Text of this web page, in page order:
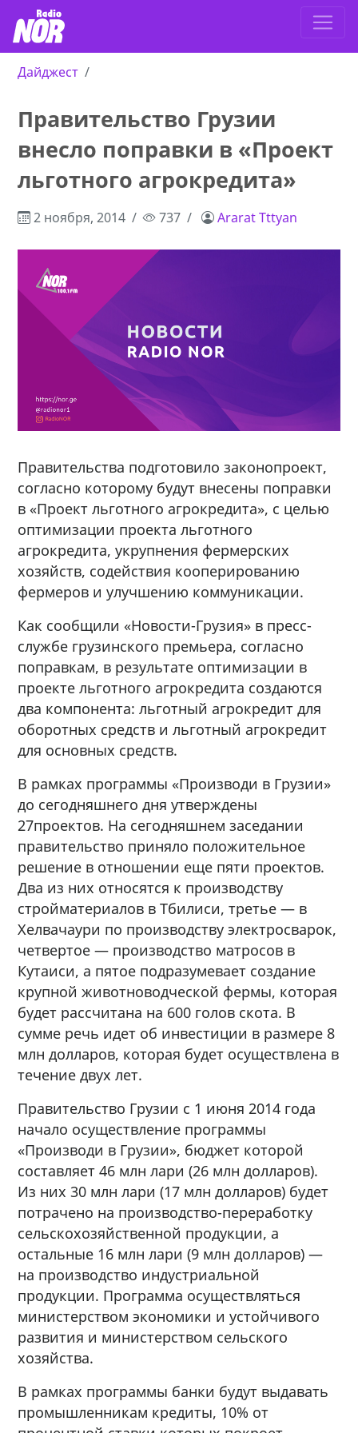
Дайджест
Правительство Грузии
внесло поправки в «Проект
льготного агрокредита»
2 ноября, 2014 737 Ararat Tttyan
Правительства подготовило законопроект,
согласно которому будут внесены поправки
в «Проект льготного агрокредита», с целью
оптимизации проекта льготного
агрокредита, укрупнения фермерских
хозяйств, содействия кооперированию
фермеров и улучшению коммуникации.
Как сообщили «Новости-Грузия» в пресс-
службе грузинского премьера, согласно
поправкам, в результате оптимизации в
проекте льготного агрокредита создаются
два компонента: льготный агрокредит для
оборотных средств и льготный агрокредит
для основных средств.
В рамках программы «Производи в Грузии»
до сегодняшнего дня утверждены
27проектов. На сегодняшнем заседании
правительство приняло положительное
решение в отношении еще пяти проектов.
Два из них относятся к производству
стройматериалов в Тбилиси, третье — в
Хелвачаури по производству электросварок,
четвертое — производство матросов в
Кутаиси, а пятое подразумевает создание
крупной животноводческой фермы, которая
будет рассчитана на 600 голов скота. В
сумме речь идет об инвестиции в размере 8
млн долларов, которая будет осуществлена в
течение двух лет.
Правительство Грузии с 1 июня 2014 года
начало осуществление программы
«Производи в Грузии», бюджет которой
составляет 46 млн лари (26 млн долларов).
Из них 30 млн лари (17 млн долларов) будет
потрачено на производство-переработку
сельскохозяйственной продукции, а
остальные 16 млн лари (9 млн долларов) —
на производство индустриальной
продукции. Программа осуществляться
министерством экономики и устойчивого
развития и министерством сельского
хозяйства.
В рамках программы банки будут выдавать
промышленникам кредиты, 10% от